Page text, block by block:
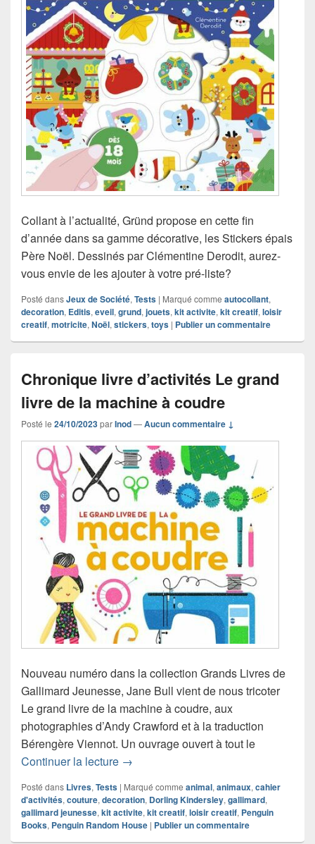
Collant à l’actualité, Gründ propose en cette fin
d’année dans sa gamme décorative, les Stickers épais
Père Noël. Dessinés par Clémentine Derodit, aurez-
vous envie de les ajouter à votre pré-liste?
Posté dansJeux de Société, Tests | Marqué comme autocollant,
decoration, Editis, eveil, grund, jouets, kit activite, kit creatif, loisir
creatif, motricite, Noël, stickers, toys | Publier un commentaire
Chronique livre d’activités Le grand
livre de la machine à coudre
Posté le 24/10/2023parInod—Aucun commentaire ↓
Nouveau numéro dans la collection Grands Livres de
Gallimard Jeunesse, Jane Bull vient de nous tricoter
Le grand livre de la machine à coudre, aux
photographies d’Andy Crawford et à la traduction
Bérengère Viennot. Un ouvrage ouvert à tout le
Continuer la lecture Chronique livre d’activités Le grand
→
Posté dans Livres, Tests | Marqué comme animal, animaux, cahier
d'activités, couture, decoration, Dorling Kindersley, gallimard,
gallimard jeunesse, kit activite, kit creatif, loisir creatif, Penguin
Books, Penguin Random House | Publier un commentaire